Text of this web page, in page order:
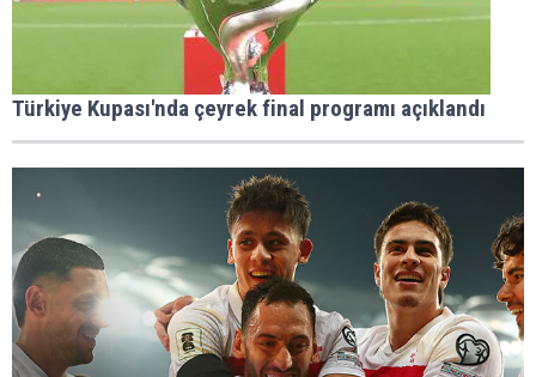
Türkiye Kupası'nda çeyrek final programı açıklandı